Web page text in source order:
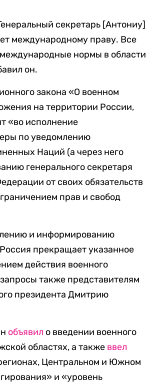
секретарь [Антониу]
международному праву. Все
нормы в области
он.
закона «О военном
на территории России,
«во исполнение
по уведомлению
Наций (а через него
генерального секретаря
от своих обязательств
прав и свобод
и информированию
прекращает указанное
действия военного
также представителям
президента Дмитрию
объявил о введении военного
областях, а также ввел
Центральном и Южном
и «уровень